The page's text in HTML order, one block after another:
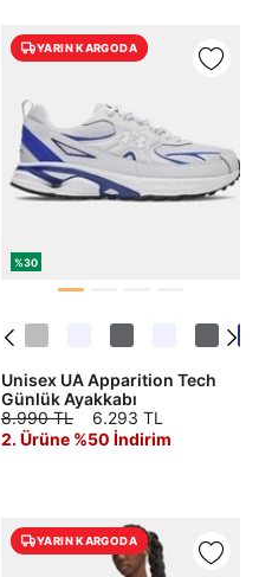
%30
YARIN KARGODA
Unisex UA Apparition Tech
Günlük Ayakkabı
8.990 TL
6.293 TL
2. Ürüne %50 İndirim
YARIN KARGODA